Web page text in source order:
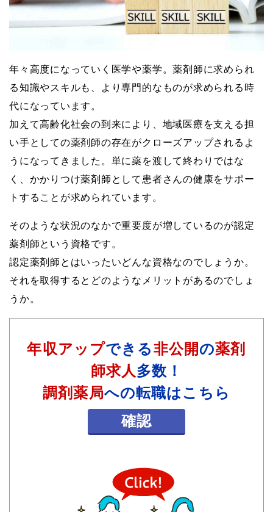
年々高度になっていく医学や薬学。薬剤師に求められ
る知識やスキルも、より専門的なものが求められる時
代になっています。
加えて高齢化社会の到来により、地域医療を支える担
い手としての薬剤師の存在がクローズアップされるよ
うになってきました。単に薬を渡して終わりではな
く、かかりつけ薬剤師として患者さんの健康をサポー
トすることが求められています。
そのような状況のなかで重要度が増しているのが認定
薬剤師という資格です。
認定薬剤師とはいったいどんな資格なのでしょうか。
それを取得するとどのようなメリットがあるのでしょ
うか。
年収アップできる非公開の薬剤
師求人多数！
調剤薬局への転職はこちら
確認